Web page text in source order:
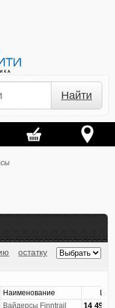
Найти
остатку
Наименование
Вайдерсы Finntrail